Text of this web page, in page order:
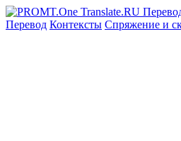
Перевод Контексты Спряжение и